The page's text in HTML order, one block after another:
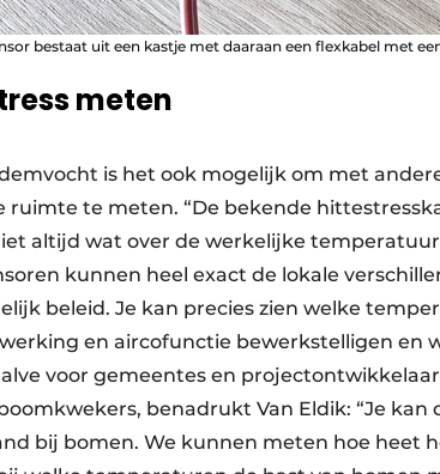
bestaat uit een kastje met daaraan een flexkabel met
meten
is het ook mogelijk om met
ruimte te meten. “De bekende
altijd wat over de werkelijke
kunnen heel exact de lokale
beleid. Je kan precies zien welke
en aircofunctie bewerkstelligen en
voor gemeentes en
benadrukt Van Eldik: “Je
bij bomen. We kunnen meten hoe heet